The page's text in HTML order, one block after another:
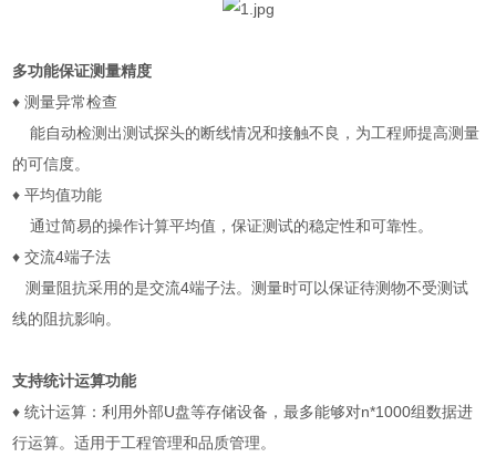
多功能保证测量精度
♦ 测量异常检查
能自动检测出测试探头的断线情况和接触不良，为工程师提高测量
的可信度。
♦ 平均值功能
通过简易的操作计算平均值，保证测试的稳定性和可靠性。
♦ 交流4端子法
测量阻抗采用的是交流4端子法。测量时可以保证待测物不受测试
线的阻抗影响。
支持统计运算功能
♦ 统计运算：利用外部U盘等存储设备，最多能够对n*1000组数据进
行运算。适用于工程管理和品质管理。